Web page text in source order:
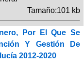
Tamaño:101 kb
Por El Que Se
Y Gestión De
2012-2020